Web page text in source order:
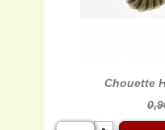
Chouette